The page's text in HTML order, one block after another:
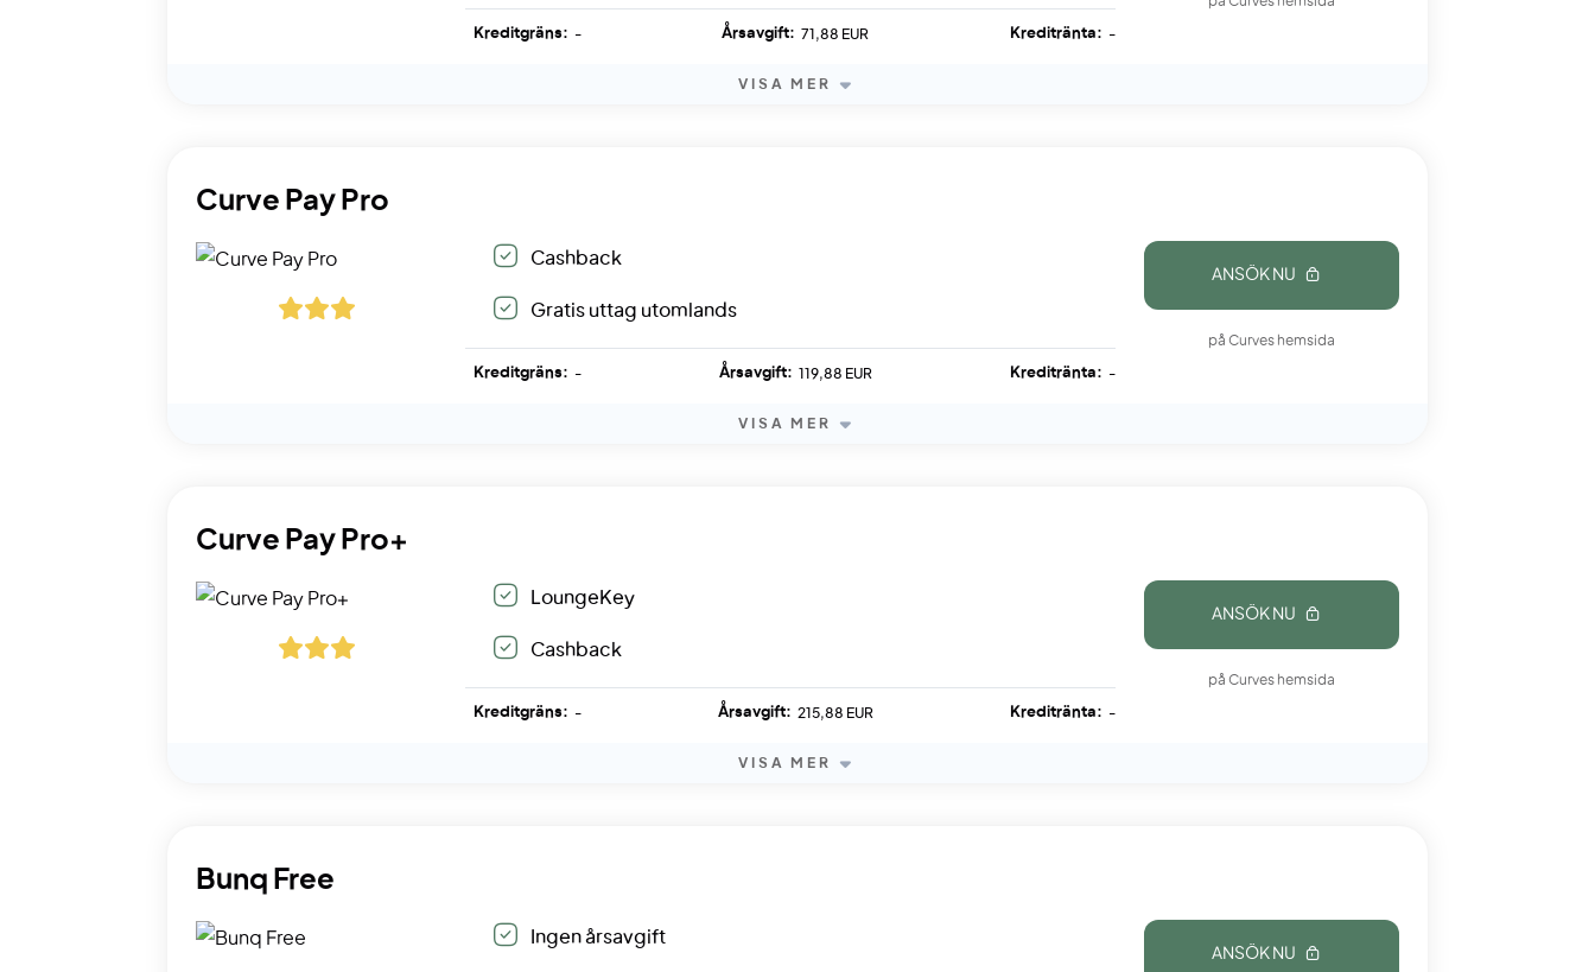
Kreditgräns: - Årsavgift: 71,88 EUR Kreditränta: -
VISA MER
Curve Pay Pro
Cashback
Gratis uttag utomlands
Kreditgräns: - Årsavgift: 119,88 EUR Kreditränta: -
ANSÖK NU
på Curves hemsida
VISA MER
Curve Pay Pro+
LoungeKey
Cashback
Kreditgräns: - Årsavgift: 215,88 EUR Kreditränta: -
ANSÖK NU
på Curves hemsida
VISA MER
Bunq Free
Ingen årsavgift
ANSÖK NU